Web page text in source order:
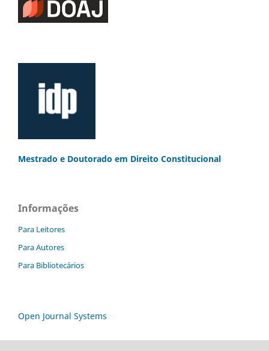
Mestrado e Doutorado em Direito Constitucional
Informações
Para Leitores
Para Autores
Para Bibliotecários
Open Journal Systems